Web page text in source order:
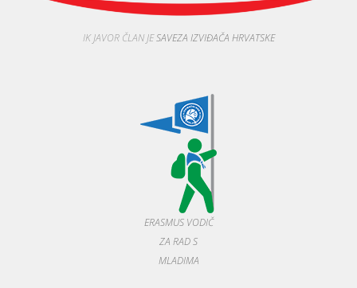
IK JAVOR ČLAN JESAVEZA IZVIĐAČA HRVATSKE
ERASMUS VODIČ
ZA RAD S
MLADIMA